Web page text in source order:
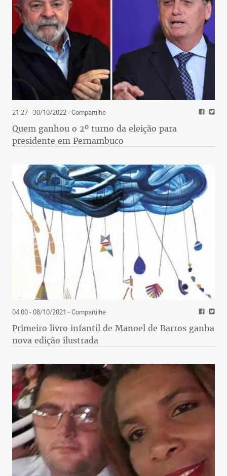
21:27 - 30/10/2022- Compartilhe
Quem ganhou o 2º turno da eleição para
presidente em Pernambuco
04:00 - 08/10/2021 - Compartilhe
Primeiro livro infantil de Manoel de Barros ganha
nova edição ilustrada